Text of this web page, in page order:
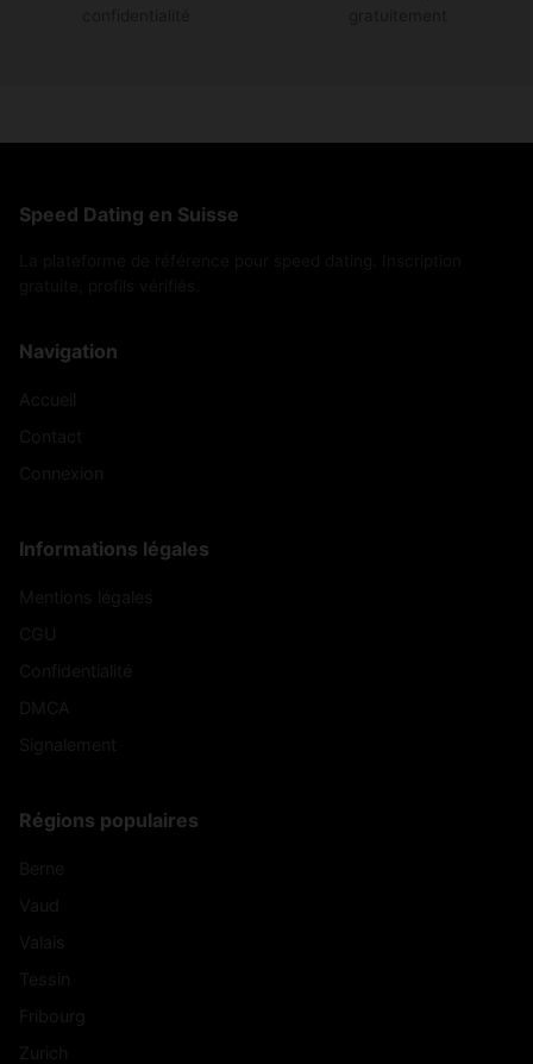
Speed Dating en Suisse
Navigation
Informations légales
Régions populaires